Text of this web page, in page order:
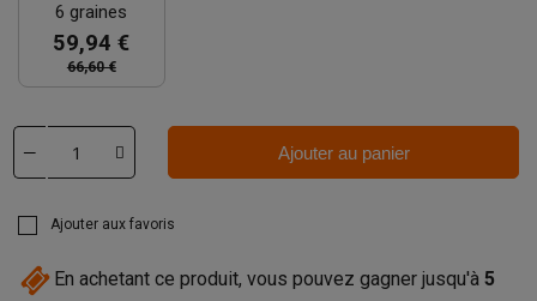
6 graines
59,94 €
66,60 €
Ajouter au panier
Ajouter aux favoris
En achetant ce produit, vous pouvez gagner jusqu'à 5